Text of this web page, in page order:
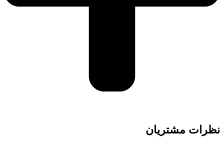
نظرات مشتریان